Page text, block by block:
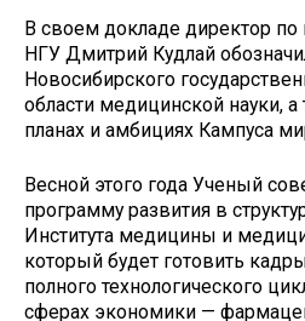
В своем докладе директор
НГУ Дмитрий Кудлай
Новосибирского
области медицинской науки, а
планах и амбициях Кампуса
Весной этого года Ученый
программу развития в
Института медицины и
который будет готовить
полного технологического
сферах экономики —